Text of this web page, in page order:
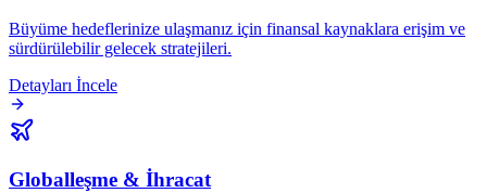
Büyüme hedeflerinize ulaşmanız için finansal kaynaklara erişim ve
sürdürülebilir gelecek stratejileri.
Detayları İncele
Globalleşme & İhracat